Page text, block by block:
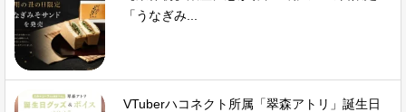
「うなぎみ...
VTuberハコネクト所属「翠森アトリ」誕生日